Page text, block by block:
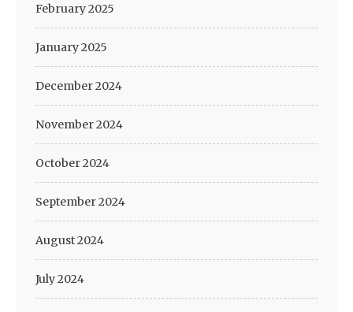
February 2025
January 2025
December 2024
November 2024
October 2024
September 2024
August 2024
July 2024